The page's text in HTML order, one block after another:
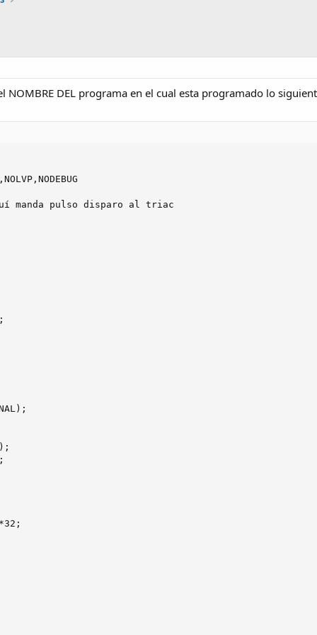
NOMBRE DEL programa en el cual esta programado lo
manda pulso disparo al triac